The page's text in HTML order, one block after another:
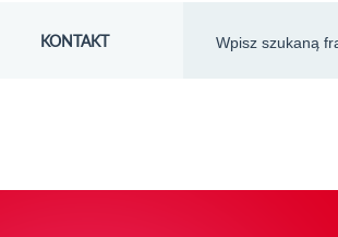
KONTAKT